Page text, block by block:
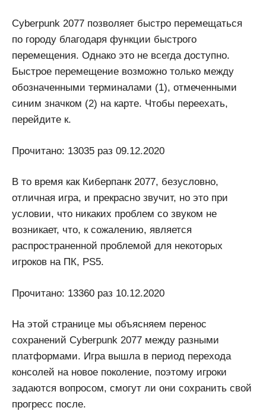
Cyberpunk 2077 позволяет быстро перемещаться
по городу благодаря функции быстрого
перемещения. Однако это не всегда доступно.
Быстрое перемещение возможно только между
обозначенными терминалами (1), отмеченными
синим значком (2) на карте. Чтобы переехать,
перейдите к.
Прочитано: 13035 раз 09.12.2020
В то время как Киберпанк 2077, безусловно,
отличная игра, и прекрасно звучит, но это при
условии, что никаких проблем со звуком не
возникает, что, к сожалению, является
распространенной проблемой для некоторых
игроков на ПК, PS5.
Прочитано: 13360 раз 10.12.2020
На этой странице мы объясняем перенос
сохранений Cyberpunk 2077 между разными
платформами. Игра вышла в период перехода
консолей на новое поколение, поэтому игроки
задаются вопросом, смогут ли они сохранить свой
прогресс после.